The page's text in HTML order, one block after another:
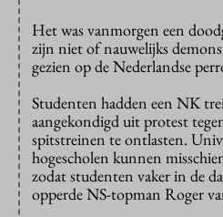
Het was vanmorgen een
zijn niet of nauwelijks
gezien op de Nederlandse
Studenten hadden een NK
aangekondigd uit protest
spitstreinen te ontlasten.
hogescholen kunnen
zodat studenten vaker in de
opperde NS-topman Roger